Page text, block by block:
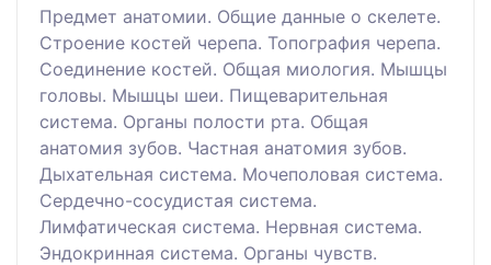
Предмет анатомии. Общие данные о скелете.
Строение костей черепа. Топография черепа.
Соединение костей. Общая миология. Мышцы
головы. Мышцы шеи. Пищеварительная
система. Органы полости рта. Общая
анатомия зубов. Частная анатомия зубов.
Дыхательная система. Мочеполовая система.
Сердечно-сосудистая система.
Лимфатическая система. Нервная система.
Эндокринная система. Органы чувств.